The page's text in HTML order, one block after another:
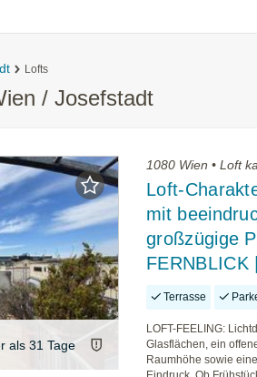
Lofts
/ Josefstadt
als 31 Tage
1080 Wien • Loft
Loft-
mit
großzügige
FERNBLICK
Terrasse
LOFT-FEELING:
Glasflächen, ein
Raumhöhe sowie